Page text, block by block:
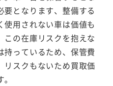
要となります、整備する
用されない車は価値も
この在庫リスクを抱えな
持っているため、保管費
リスクもないため買取価